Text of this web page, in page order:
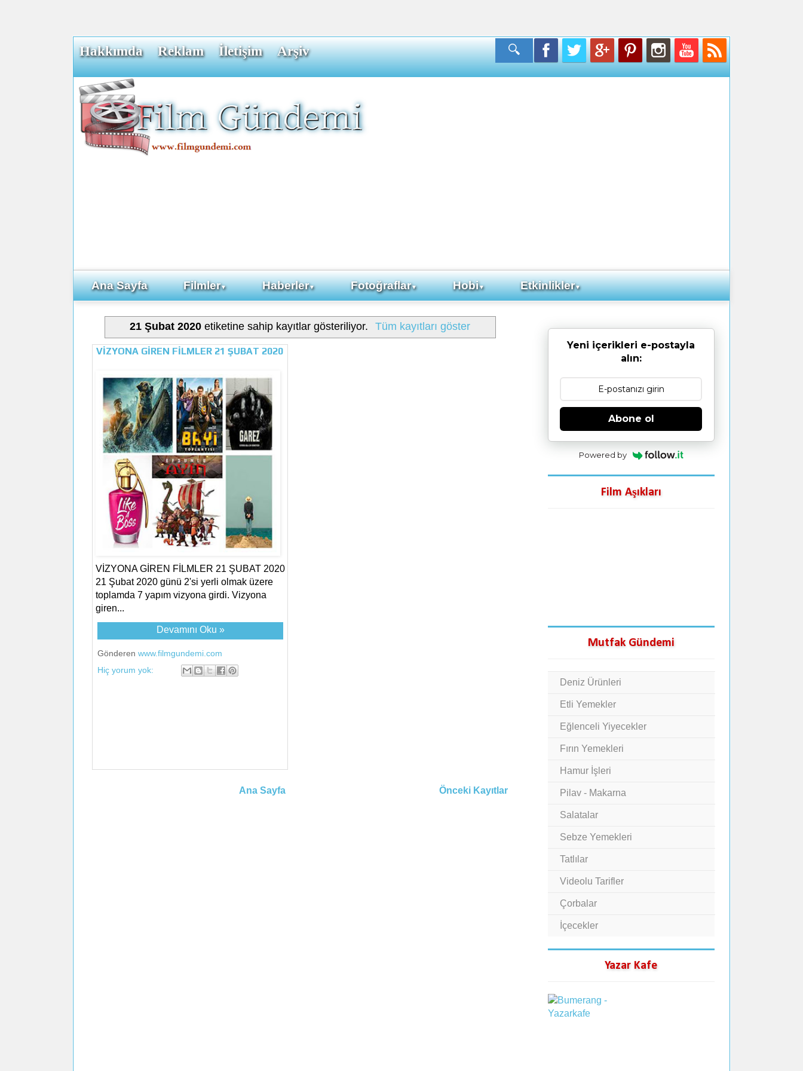
Hakkımda Reklam İletişim Arşiv
Ana Sayfa Filmler▼ Haberler▼ Fotoğraflar▼ Hobi▼ Etkinlikler▼
21 Şubat 2020etiketine sahip kayıtlar gösteriliyor. Tüm kayıtları göster
VİZYONA GİREN FİLMLER 21 ŞUBAT 2020
VİZYONA GİREN FİLMLER 21 ŞUBAT 2020
21 Şubat 2020 günü 2'si yerli olmak üzere
toplamda 7 yapım vizyona girdi. Vizyona
giren...
Devamını Oku »
Gönderen www.filmgundemi.com
Hiç yorum yok:
Önceki Kayıtlar
Ana Sayfa
Yeni içerikleri e-postayla
alın:
Abone ol
Powered by
Film Aşıkları
Mutfak Gündemi
Deniz Ürünleri
Etli Yemekler
Eğlenceli Yiyecekler
Fırın Yemekleri
Hamur İşleri
Pilav - Makarna
Salatalar
Sebze Yemekleri
Tatlılar
Videolu Tarifler
Çorbalar
İçecekler
Yazar Kafe